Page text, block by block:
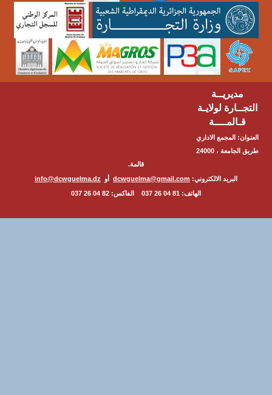
مديريــة
لولايـة
المجمع الاداري
طريق الجامعة ، 24000
البريد الالكتروني:dcwguelma@gmail.com أوinfo@dcwguelma.dz